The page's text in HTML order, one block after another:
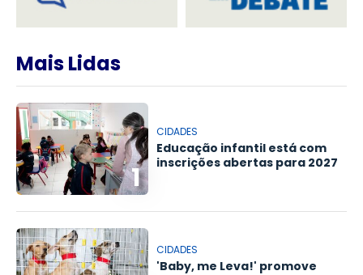
Mais Lidas
1
CIDADES
Educação infantil está com
inscrições abertas para 2027
CIDADES
'Baby, me Leva!' promove